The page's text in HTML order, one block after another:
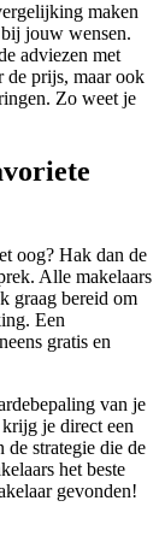
maken
jouw wensen.
adviezen met
de prijs, maar ook
Zo weet je
oog? Hak dan de
Alle makelaars
graag bereid om
Een
gratis en
van je
je direct een
strategie die de
het beste
gevonden!